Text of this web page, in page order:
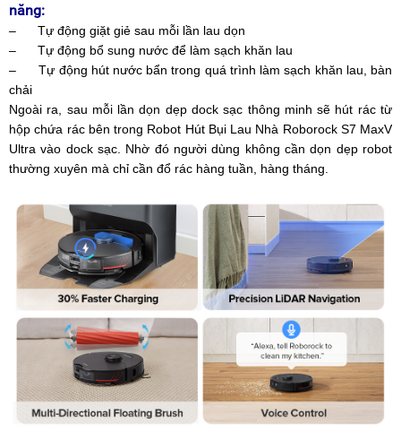
năng:
– Tự động giặt giẻ sau mỗi lần lau dọn
– Tự động bổ sung nước để làm sạch khăn lau
– Tự động hút nước bẩn trong quá trình làm sạch khăn lau, bàn
chải
Ngoài ra, sau mỗi lần dọn dẹp dock sạc thông minh sẽ hút rác từ
hộp chứa rác bên trong Robot Hút Bụi Lau Nhà Roborock S7 MaxV
Ultra vào dock sạc. Nhờ đó người dùng không cần dọn dẹp robot
thường xuyên mà chỉ cần đổ rác hàng tuần, hàng tháng.